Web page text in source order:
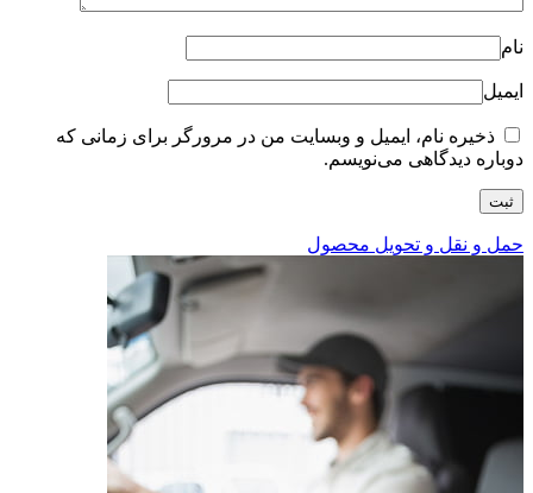
نام
ایمیل
ذخیره نام، ایمیل و وبسایت من در مرورگر برای زمانی که
دوباره دیدگاهی می‌نویسم.
حمل و نقل و تحویل محصول